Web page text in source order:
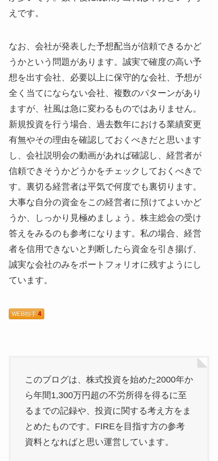
えです。
なお、会社が発表した予想配当が信頼できるかど
うかという問題があります。誠実で確度の高い予
想を出す会社、必要以上に保守的な会社、予想が
全く当てにならない会社、複数のパターンがあり
ますが、社風は急に変わるものではありません。
新規投資を行う場合、過去数年における業績変更
有無やその理由を確認しておくべきだと思います
し、会社説明会の動画があれば確認し、経営者が
信頼できそうかどうかをチェックしておくべきで
す。裏切る経営者は平気で何度でも裏切ります。
大事な自分の資金をこの経営者に預けてよいかど
うか、しっかり見極めましょう。株主総会の受け
答えをみるのも参考になります。私の場合、経営
者を信用できないと判断したら資金を引き揚げ、
誠実な会社のみをポートフォリオに残すようにし
ています。
WEB拍手 4
このブログは、株式投資を始めた2000年か
ら年間1,300万円超の不労所得を得るに至
るまでの記録や、投資に関する考え方をま
とめたものです。FIREを目指す方の参考
資料となればと思い運営しています。